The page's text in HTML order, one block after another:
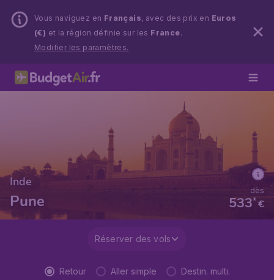
Vous naviguez en Français, avec des prix en Euros
(€) et la région définie sur les France.
Modifier les paramètres.
Inde
Pune €
533*
dès
Réserver des vols
Retour Aller simple Destin. multi.